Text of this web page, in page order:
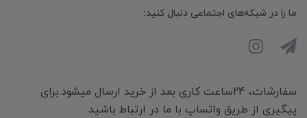
ما را در شبکه‌های اجتماعی دنبال کنید:
سفارشات، 24ساعت کاری بعد از خرید ارسال میشود.برای
پیگیری از طریق واتساپ با ما در ارتباط باشید